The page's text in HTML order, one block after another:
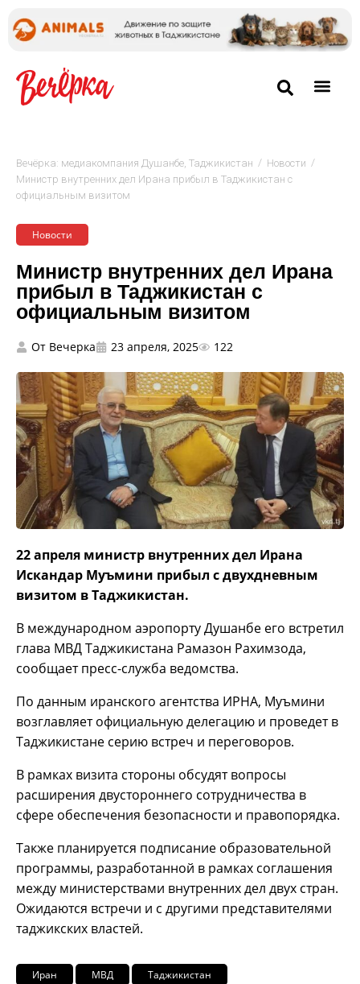
Вечёрка: медиакомпания Душанбе, Таджикистан / Новости /
Министр внутренних дел Ирана прибыл в Таджикистан с
официальным визитом
Новости
Министр внутренних дел Ирана
прибыл в Таджикистан с
официальным визитом
От Вечерка 23 апреля, 2025 122
22 апреля министр внутренних дел Ирана
Искандар Муъмини прибыл с двухдневным
визитом в Таджикистан.
В международном аэропорту Душанбе его встретил
глава МВД Таджикистана Рамазон Рахимзода,
сообщает пресс-служба ведомства.
По данным иранского агентства ИРНА, Муъмини
возглавляет официальную делегацию и проведет в
Таджикистане серию встреч и переговоров.
В рамках визита стороны обсудят вопросы
расширения двустороннего сотрудничества в
сфере обеспечения безопасности и правопорядка.
Также планируется подписание образовательной
программы, разработанной в рамках соглашения
между министерствами внутренних дел двух стран.
Ожидаются встречи и с другими представителями
таджикских властей.
Иран МВД Таджикистан